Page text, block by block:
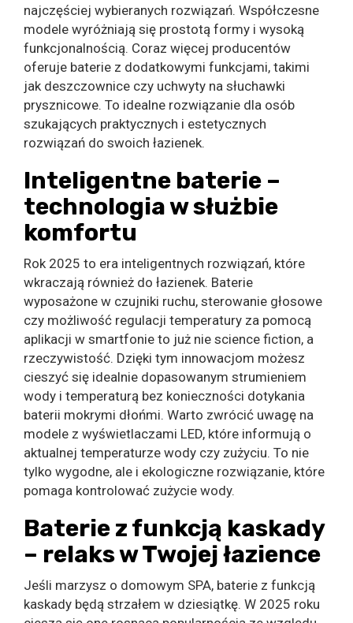
najczęściej wybieranych rozwiązań. Współczesne
modele wyróżniają się prostotą formy i wysoką
funkcjonalnością. Coraz więcej producentów
oferuje baterie z dodatkowymi funkcjami, takimi
jak deszczownice czy uchwyty na słuchawki
prysznicowe. To idealne rozwiązanie dla osób
szukających praktycznych i estetycznych
rozwiązań do swoich łazienek.
Inteligentne baterie –
technologia w służbie
komfortu
Rok 2025 to era inteligentnych rozwiązań, które
wkraczają również do łazienek. Baterie
wyposażone w czujniki ruchu, sterowanie głosowe
czy możliwość regulacji temperatury za pomocą
aplikacji w smartfonie to już nie science fiction, a
rzeczywistość. Dzięki tym innowacjom możesz
cieszyć się idealnie dopasowanym strumieniem
wody i temperaturą bez konieczności dotykania
baterii mokrymi dłońmi. Warto zwrócić uwagę na
modele z wyświetlaczami LED, które informują o
aktualnej temperaturze wody czy zużyciu. To nie
tylko wygodne, ale i ekologiczne rozwiązanie, które
pomaga kontrolować zużycie wody.
Baterie z funkcją kaskady
– relaks w Twojej łazience
Jeśli marzysz o domowym SPA, baterie z funkcją
kaskady będą strzałem w dziesiątkę. W 2025 roku